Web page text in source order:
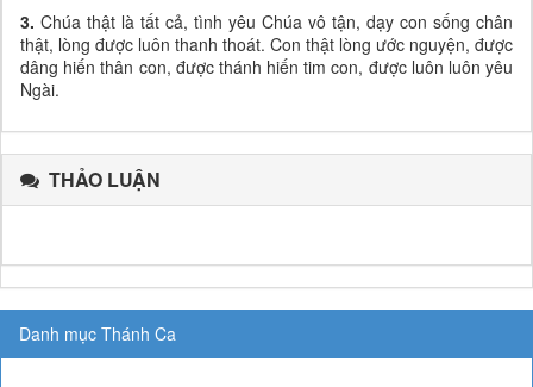
3. Chúa thật là tất cả, tình yêu Chúa vô tận, dạy con sống chân
thật, lòng được luôn thanh thoát. Con thật lòng ước nguyện, được
dâng hiến thân con, được thánh hiến tim con, được luôn luôn yêu
Ngài.
THẢO LUẬN
Danh mục Thánh Ca